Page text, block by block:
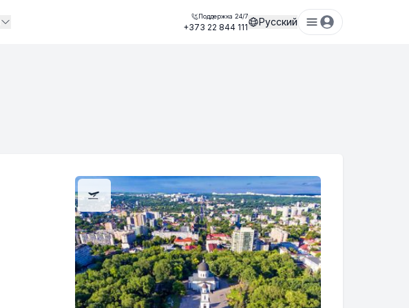
Поддержка 24/7
+373 22 844 111 Русский